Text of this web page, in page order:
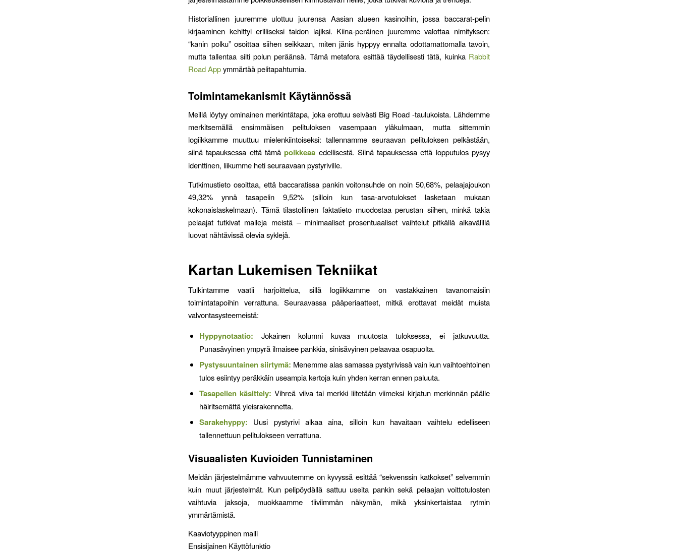
Historiallinen juuremme ulottuu juurensa Aasian alueen kasinoihin, jossa baccarat-pelin
kirjaaminen kehittyi erilliseksi taidon lajiksi. Kiina-peräinen juuremme valottaa nimityksen:
“kanin polku” osoittaa siihen seikkaan, miten jänis hyppyy ennalta odottamattomalla tavoin,
mutta tallentaa silti polun peräänsä. Tämä metafora esittää täydellisesti tätä, kuinka Rabbit
Road Appymmärtää pelitapahtumia.
Toimintamekanismit Käytännössä
Meillä löytyy ominainen merkintätapa, joka erottuu selvästi Big Road -taulukoista. Lähdemme
merkitsemällä ensimmäisen pelituloksen vasempaan yläkulmaan, mutta sittemmin
logiikkamme muuttuu mielenkiintoiseksi: tallennamme seuraavan pelituloksen pelkästään,
siinä tapauksessa että tämäpoikkeaa edellisestä. Siinä tapauksessa että lopputulos pysyy
identtinen, liikumme heti seuraavaan pystyriville.
Tutkimustieto osoittaa, että baccaratissa pankin voitonsuhde on noin 50,68%, pelaajajoukon
49,32% ynnä tasapelin 9,52% (silloin kun tasa-arvotulokset lasketaan mukaan
kokonaislaskelmaan). Tämä tilastollinen faktatieto muodostaa perustan siihen, minkä takia
pelaajat tutkivat malleja meistä – minimaaliset prosentuaaliset vaihtelut pitkällä aikavälillä
luovat nähtävissä olevia syklejä.
Kartan Lukemisen Tekniikat
Tulkintamme vaatii harjoittelua, sillä logiikkamme on vastakkainen tavanomaisiin
toimintatapoihin verrattuna. Seuraavassa pääperiaatteet, mitkä erottavat meidät muista
valvontasysteemeistä:
Hyppynotaatio: Jokainen kolumni kuvaa muutosta tuloksessa, ei jatkuvuutta.
Punasävyinen ympyrä ilmaisee pankkia, sinisävyinen pelaavaa osapuolta.
Pystysuuntainen siirtymä: Menemme alas samassa pystyrivissä vain kun vaihtoehtoinen
tulos esiintyy peräkkäin useampia kertoja kuin yhden kerran ennen paluuta.
Tasapelien käsittely: Vihreä viiva tai merkki liitetään viimeksi kirjatun merkinnän päälle
häiritsemättä yleisrakennetta.
Sarakehyppy: Uusi pystyrivi alkaa aina, silloin kun havaitaan vaihtelu edelliseen
tallennettuun pelitulokseen verrattuna.
Visuaalisten Kuvioiden Tunnistaminen
Meidän järjestelmämme vahvuutemme on kyvyssä esittää “sekvenssin katkokset” selvemmin
kuin muut järjestelmät. Kun pelipöydällä sattuu useita pankin sekä pelaajan voittotulosten
vaihtuvia jaksoja, muokkaamme tiiviimmän näkymän, mikä yksinkertaistaa rytmin
ymmärtämistä.
Kaaviotyyppinen malli
Ensisijainen Käyttöfunktio